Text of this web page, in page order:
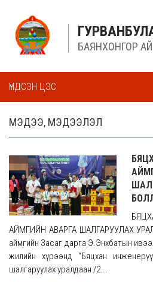
БАЯНХОНГОР
ҮНДСЭН ЦЭС
МЭДЭЭ, МЭДЭЭЛЭЛ
АЙМГИЙН АВАРГА ШАЛГАРУУЛАХ
аймгийн Засаг дарга Э.Энхбатын
жилийн хүрээнд “Бяцхан
шалгаруулах уралдаан /2...